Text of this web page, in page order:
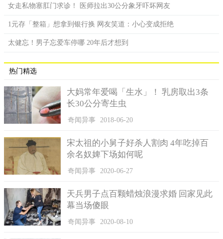
女走私物塞肛门求诊！ 医师拉出30公分象牙吓坏网友
1元存「整箱」想拿到银行换 网友笑道：小心变成拒绝
太健忘！男子忘爱车停哪 20年后才想到
热门精选
大妈常年爱喝「生水」！ 乳房取出3条
长30公分寄生虫
奇闻异事 2018-06-20
宋太祖的小舅子好杀人割肉 4年吃掉百
余名奴婢下场如何呢
奇闻异事 2020-06-27
天兵男子点百颗蜡烛浪漫求婚 回家见此
幕当场傻眼
奇闻异事 2020-08-10